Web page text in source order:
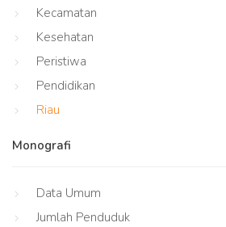
Kecamatan
Kesehatan
Peristiwa
Pendidikan
Riau
Monografi
Data Umum
Jumlah Penduduk